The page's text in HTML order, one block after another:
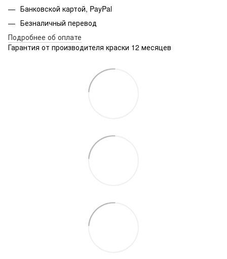
Банковской картой, PayPal
Безналичный перевод
Подробнее об оплате
Гарантия от производителя краски 12 месяцев